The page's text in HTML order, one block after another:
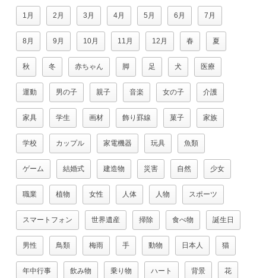
1月 2月 3月 4月 5月 6月 7月
8月 9月 10月 11月 12月 春 夏
秋 冬 赤ちゃん 脚 足 犬 医療
運動 男の子 親子 音楽 女の子 介護
家具 学生 画材 飾り罫線 菓子 家族
学校 カップル 家電機器 玩具 魚類
ゲーム 結婚式 建造物 災害 自然 少女
職業 植物 女性 人体 人物 スポーツ
スマートフォン 世界遺産 掃除 食べ物 誕生日
男性 鳥類 梅雨 手 動物 日本人 猫
年中行事 飲み物 乗り物 ハート 背景 花